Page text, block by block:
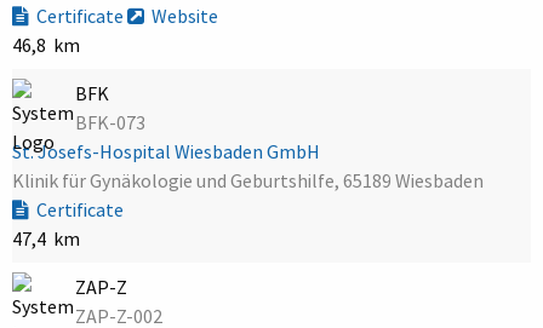
Certificate
Website
46,8 km
BFK
BFK-073
St. Josefs-Hospital Wiesbaden GmbH
Klinik für Gynäkologie und Geburtshilfe, 65189 Wiesbaden
Certificate
47,4 km
ZAP-Z
ZAP-Z-002